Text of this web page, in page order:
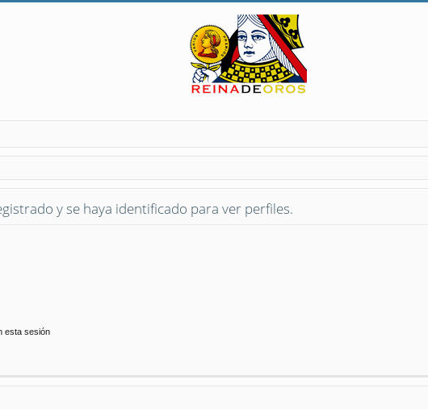
y se haya identificado para ver perfiles.
esta sesión